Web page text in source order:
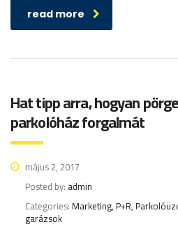
read more
Hat tipp arra, hogyan
parkolóház forgalmát
május 2, 2017
Posted by: admin
Categories:Marketing, P+R,
garázsok